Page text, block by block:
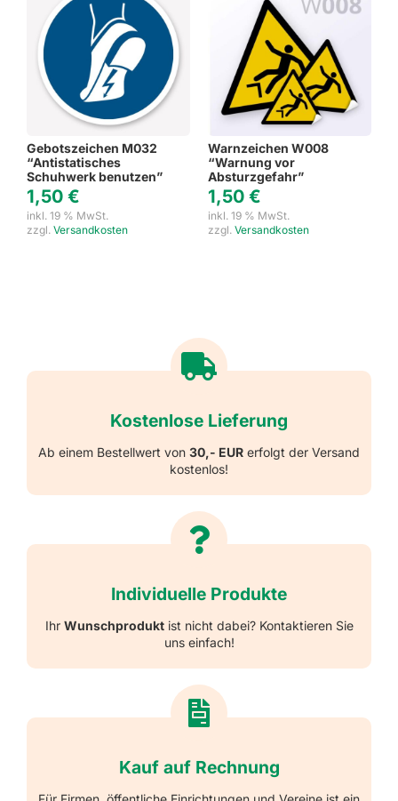
Gebotszeichen M032
“Antistatisches
Schuhwerk benutzen”
1,50 €
inkl. 19 % MwSt.
zzgl. Versandkosten
Warnzeichen W008
“Warnung vor
Absturzgefahr”
1,50 €
inkl. 19 % MwSt.
zzgl. Versandkosten
Kostenlose Lieferung
Ab einem Bestellwert von 30,- EUR erfolgt der Versand
kostenlos!
Individuelle Produkte
Ihr Wunschproduktist nicht dabei? Kontaktieren Sie
uns einfach!
Kauf auf Rechnung